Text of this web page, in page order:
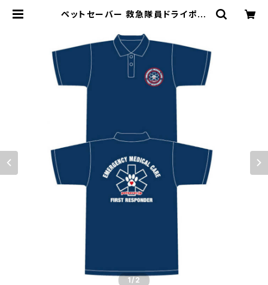
ペットセーバー 救急隊員ドライポロ
| ペットセーバー ショッピング
1/2